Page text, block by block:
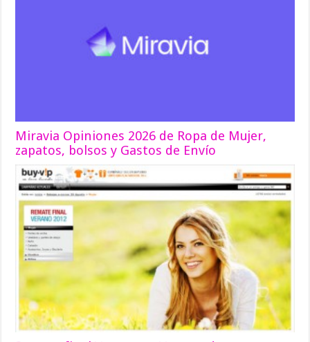
Miravia Opiniones 2026 de Ropa de Mujer,
zapatos, bolsos y Gastos de Envío